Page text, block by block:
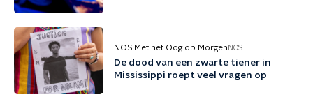
NOS Met het Oog op Morgen NOS
De dood van een zwarte tiener in
Mississippi roept veel vragen op